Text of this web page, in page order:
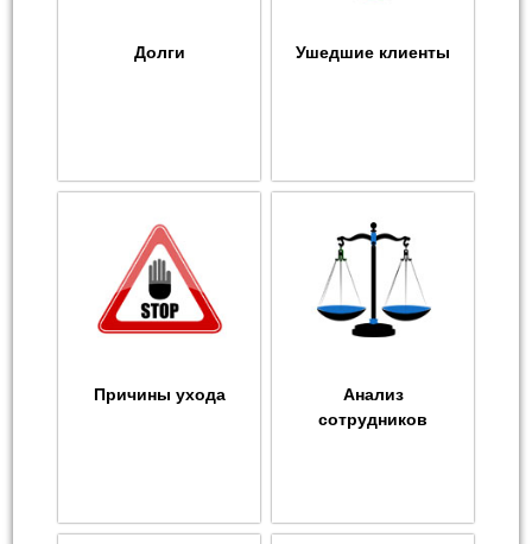
Долги Ушедшие клиенты
Причины ухода
Анализ
сотрудников